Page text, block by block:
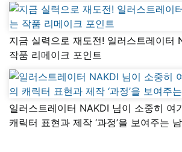
지금 실력으로 재도전! 일러스트레이터
작품 리메이크 포인트
일러스트레이터 NAKDI 님이 소중히 여
캐릭터 표현과 제작 ‘과정’을 보여주는